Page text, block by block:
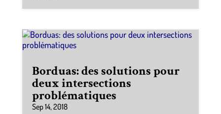
Borduas: des solutions pour
deux intersections
problématiques
Sep 14, 2018